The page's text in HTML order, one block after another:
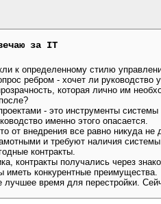
за IT
к определенному стилю
ребром - хочет ли
которая лично им
- это инструменты
именно этого опасается.
от внедрения все равно никуда
и требуют наличия
контракты.
контракты получались через
иметь конкурентные преимущества.
лучшее время для перестройки.